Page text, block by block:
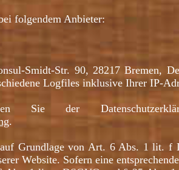
folgendem Anbieter:
Smidt-Str. 90, 28217 Bremen,
Logfiles inklusive Ihrer IP-
Sie der
.
Grundlage von Art. 6 Abs. 1 lit. f
Website. Sofern eine